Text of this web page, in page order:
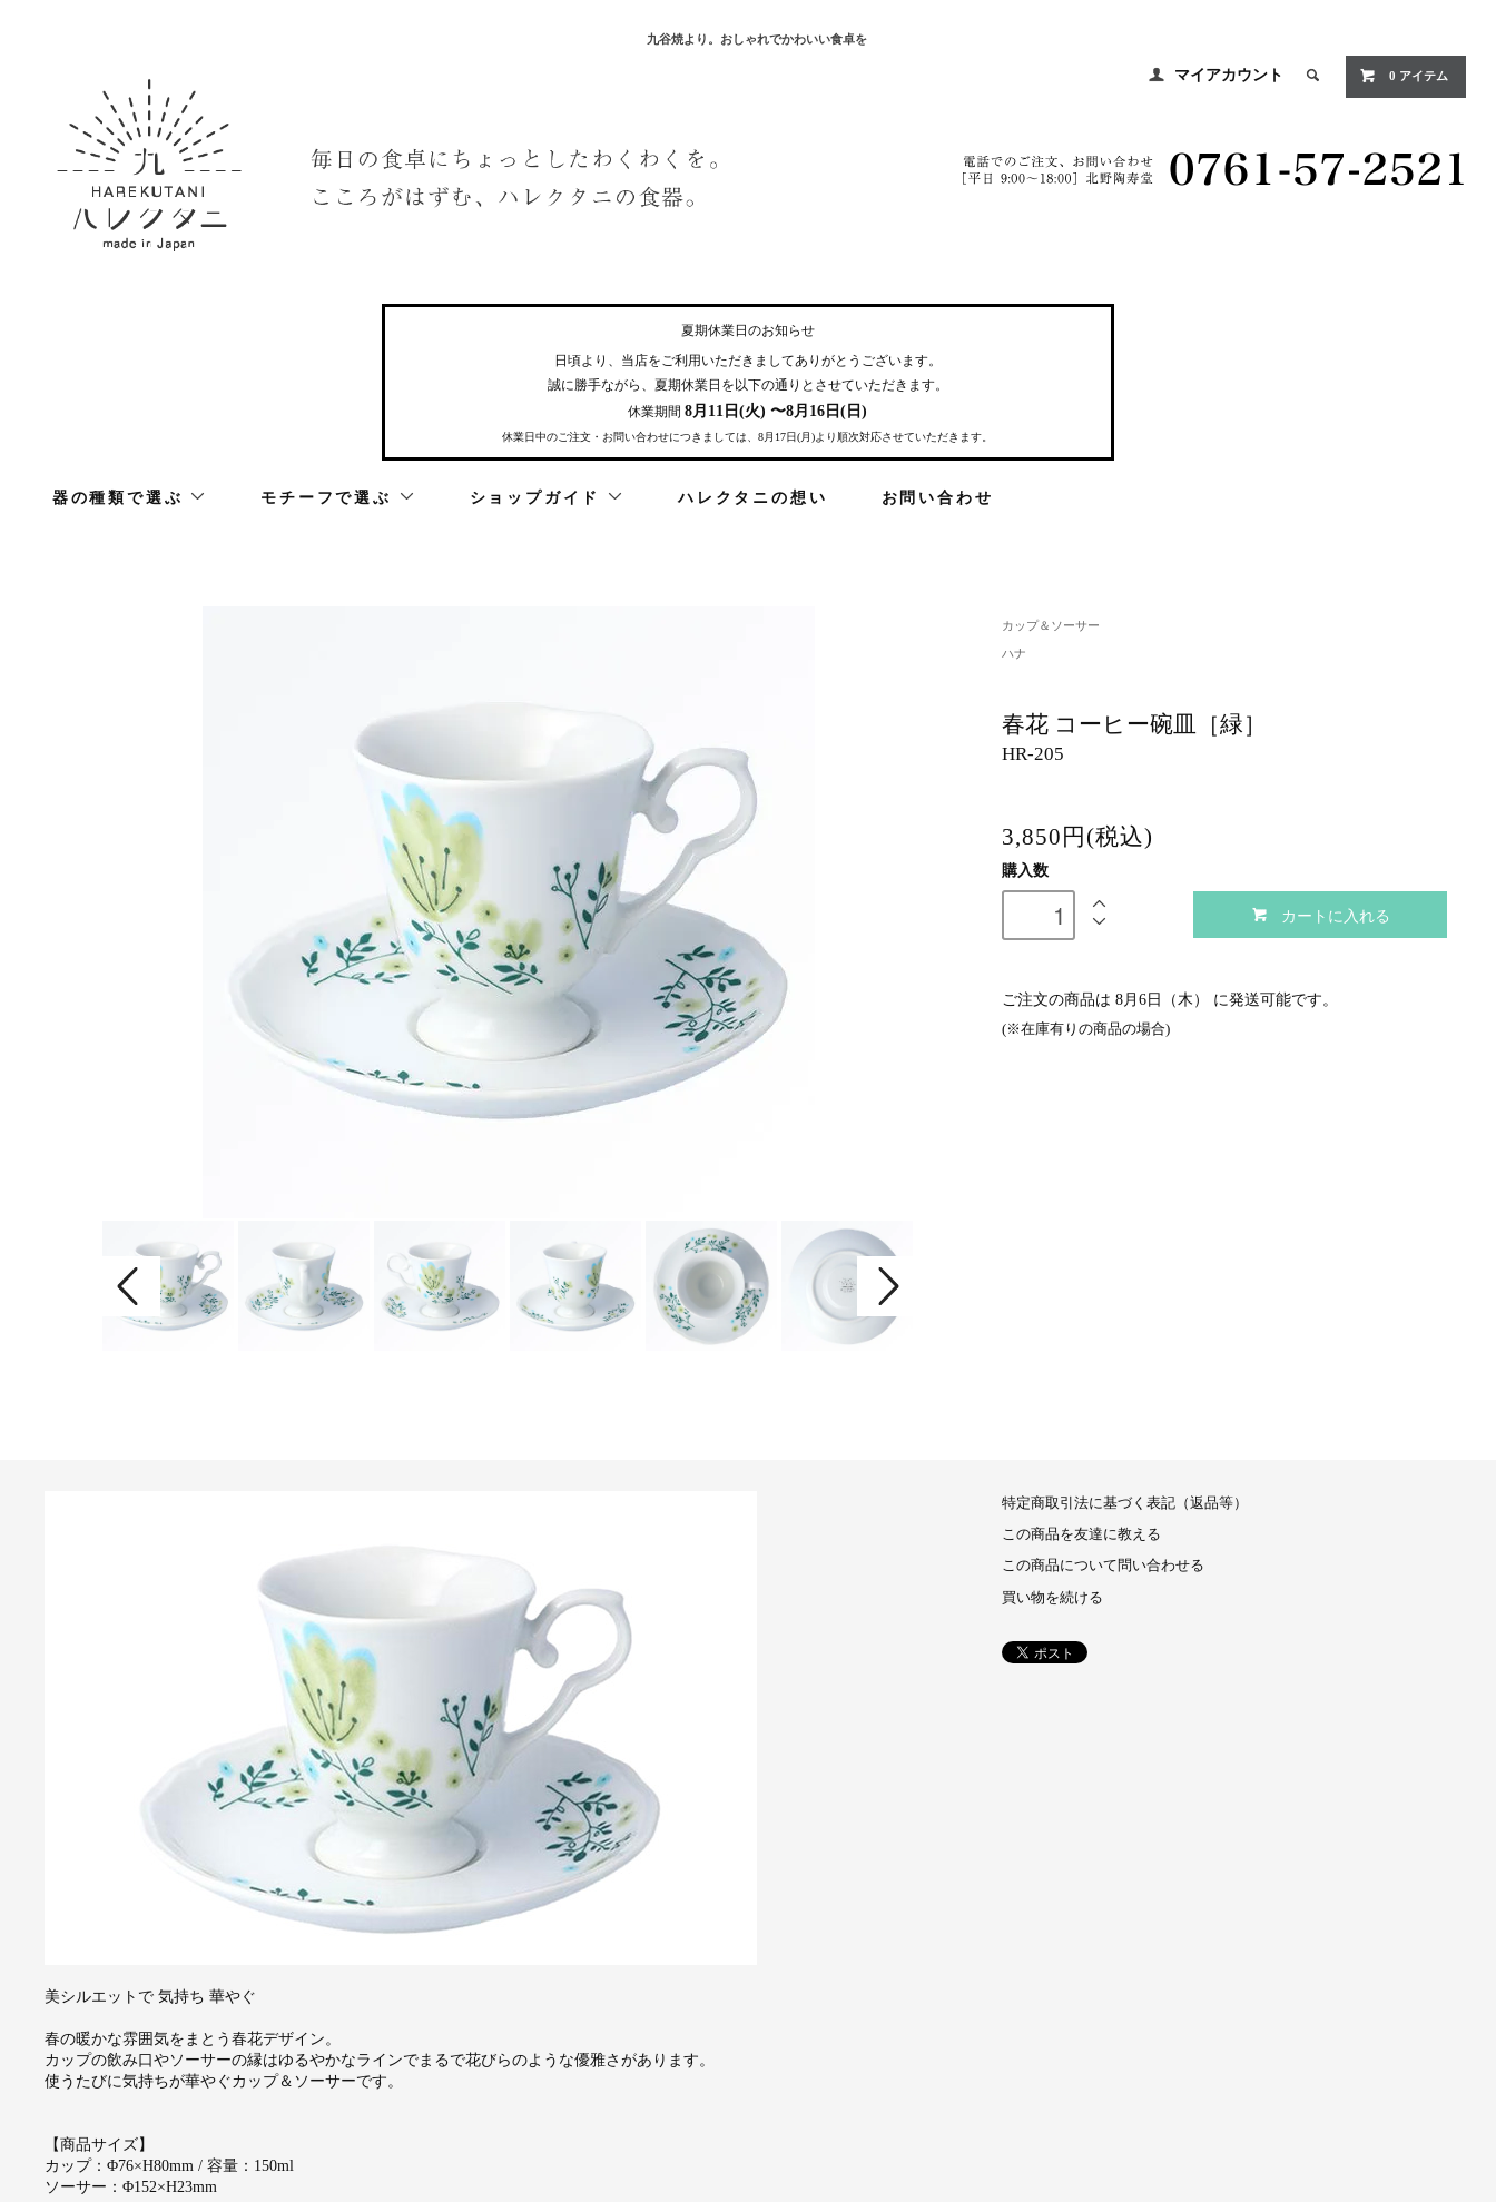
九谷焼より。おしゃれでかわいい食卓を
マイアカウント 0 アイテム
夏期休業日のお知らせ
日頃より、当店をご利用いただきましてありがとうございます。
誠に勝手ながら、夏期休業日を 以下の通りとさせていただきます。
休業期間8月11日(火) 〜8月16日(日)
休業日中のご注文・お問い合わせにつきましては、8月17日(月)より順次対応させていただきます。
器の種類で選ぶ モチーフで選ぶ ショップガイド ハレクタニの想い お問い合わせ
カップ＆ソーサー
ハナ
春花 コーヒー碗皿［緑］
HR-205
3,850円(税込)
購入数
カートに入れる
ご注文の商品は 8月6日（木） に発送可能です。
(※在庫有りの商品の場合)
美シルエットで 気持ち 華やぐ
春の暖かな雰囲気をまとう春花デザイン。
カップの飲み口やソーサーの縁はゆるやかなラインでまるで花びらのような優雅さがあります。
使うたびに気持ちが華やぐカップ＆ソーサーです。
【商品サイズ】
カップ：Φ76×H80mm / 容量：150ml
ソーサー：Φ152×H23mm
特定商取引法に基づく表記（返品等）
この商品を友達に教える
この商品について問い合わせる
買い物を続ける